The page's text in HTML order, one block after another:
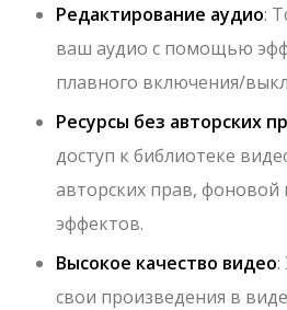
Редактирование аудио:
ваш аудио с помощью
плавного включения/
Ресурсы без авторских
доступ к библиотеке
авторских прав,
эффектов.
Высокое качество видео:
свои произведения в